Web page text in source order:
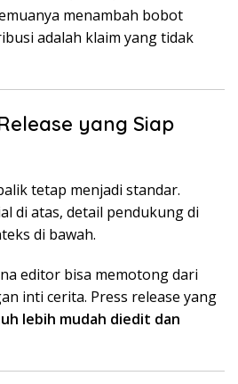
menambah bobot
adalah klaim yang tidak
yang Siap
tetap menjadi standar.
di atas, detail pendukung di
di bawah.
editor bisa memotong dari
inti cerita. Press release yang
lebih mudah diedit dan